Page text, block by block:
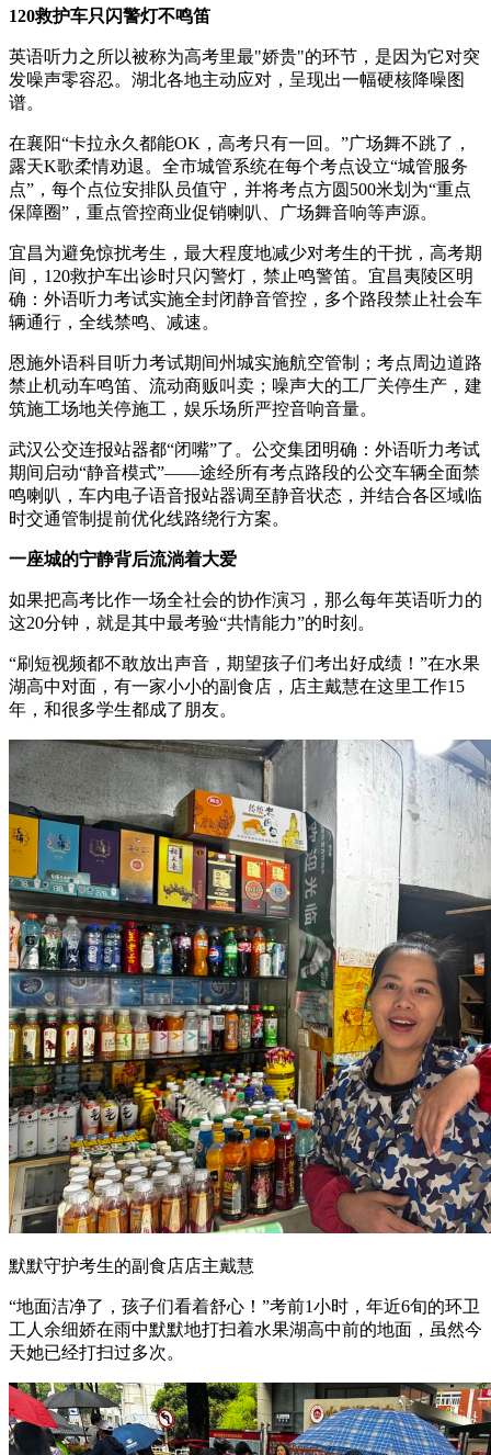
120救护车只闪警灯不鸣笛
英语听力之所以被称为高考里最"娇贵"的环节，是因为它对突
发噪声零容忍。湖北各地主动应对，呈现出一幅硬核降噪图
谱。
在襄阳“卡拉永久都能OK，高考只有一回。”广场舞不跳了，
露天K歌柔情劝退。全市城管系统在每个考点设立“城管服务
点”，每个点位安排队员值守，并将考点方圆500米划为“重点
保障圈”，重点管控商业促销喇叭、广场舞音响等声源。
宜昌为避免惊扰考生，最大程度地减少对考生的干扰，高考期
间，120救护车出诊时只闪警灯，禁止鸣警笛。宜昌夷陵区明
确：外语听力考试实施全封闭静音管控，多个路段禁止社会车
辆通行，全线禁鸣、减速。
恩施外语科目听力考试期间州城实施航空管制；考点周边道路
禁止机动车鸣笛、流动商贩叫卖；噪声大的工厂关停生产，建
筑施工场地关停施工，娱乐场所严控音响音量。
武汉公交连报站器都“闭嘴”了。公交集团明确：外语听力考试
期间启动“静音模式”——途经所有考点路段的公交车辆全面禁
鸣喇叭，车内电子语音报站器调至静音状态，并结合各区域临
时交通管制提前优化线路绕行方案。
一座城的宁静背后流淌着大爱
如果把高考比作一场全社会的协作演习，那么每年英语听力的
这20分钟，就是其中最考验“共情能力”的时刻。
“刷短视频都不敢放出声音，期望孩子们考出好成绩！”在水果
湖高中对面，有一家小小的副食店，店主戴慧在这里工作15
年，和很多学生都成了朋友。
默默守护考生的副食店店主戴慧
“地面洁净了，孩子们看着舒心！”考前1小时，年近6旬的环卫
工人余细娇在雨中默默地打扫着水果湖高中前的地面，虽然今
天她已经打扫过多次。